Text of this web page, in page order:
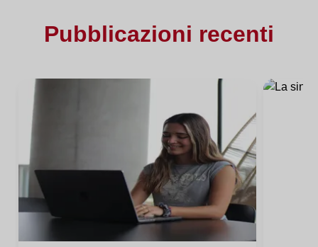
Pubblicazioni recenti